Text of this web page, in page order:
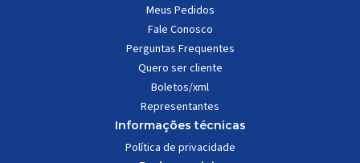
Meus Pedidos
Fale Conosco
Perguntas Frequentes
Quero ser cliente
Boletos/xml
Representantes
Informações técnicas
Política de privacidade